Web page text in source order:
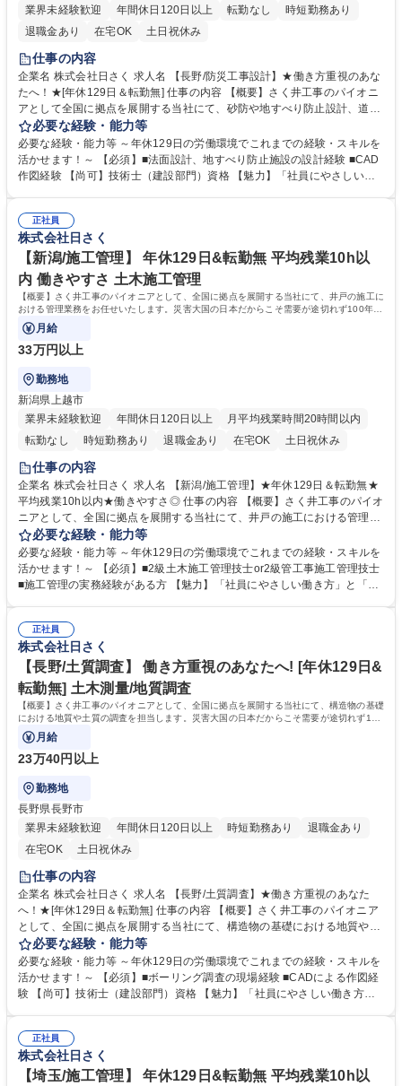
業界未経験歓迎
年間休日120日以上 転勤なし
時短勤務あり
退職金あり
在宅OK 土日祝休み
仕事の内容
企業名 株式会社日さく 求人名 【長野/防災工事設計】★働き方重視のあな
たへ！★[年休129日＆転勤無] 仕事の内容 【概要】さく井工事のパイオニ
アとして全国に拠点を展開する当社にて、砂防や地すべり防止設計、道路
防災に必要な法面設計を担当します。災害大国の日本だからこそ需要が途
切れず100年以上の歴史を築いています。 【詳細】地滑り対策工事やのり
面保護工事、アンカー工事を行う際のCADを使用した設計を担当します。
【やりがい】地震や台風などの災害が多いわが国で需要の絶えない、防災
せします。 募集職種 【長野/防災工事設計】★働き方重視のあなたへ！★
[年休129日＆転勤無]
必要な経験・能力等
必要な経験・能力等 ～年休129日の労働環境でこれまでの経験・スキルを
活かせます！～ 【必須】■法面設計、地すべり防止施設の設計経験 ■CAD
作図経験 【尚可】技術士（建設部門）資格 【魅力】「社員にやさしい働
う人員の増加を行っております。現場出身の社長だからこそ、働き方には
特に注力しております。 ■時代のニーズに対応し実績とノウハウを築きま
した。海外インフラ整備や災害対策など、現在は積極的に海外人材の育成
も行っております。 学歴・資格 学歴：大学院 大学 高専 短大 専修学校 高
校 語学力： 資格：技術士(建設部門、上下水道部門)
正社員
株式会社日さく
【新潟/施工管理】 年休129日&転勤無 平均残業10h以
内 働きやすさ 土木施工管理
【概要】さく井工事のパイオニアとして、全国に拠点を展開する当社にて、井戸の施工に
おける管理業務をお任せいたします。災害大国の日本だからこそ需要が途切れず100年以
上の歴史を築いています。
月給
33万円以上
勤務地
新潟県上越市
業界未経験歓迎
年間休日120日以上
月平均残業時間20時間以内
転勤なし
時短勤務あり 退職金あり 在宅OK 土日祝休み
仕事の内容
企業名 株式会社日さく 求人名 【新潟/施工管理】★年休129日＆転勤無★
平均残業10h以内★働きやすさ◎ 仕事の内容 【概要】さく井工事のパイオ
ニアとして、全国に拠点を展開する当社にて、井戸の施工における管理業
務をお任せいたします。災害大国の日本だからこそ需要が途切れず100年
以上の歴史を築いています。 【詳細】施工における工程・品質・安全の管
理・発注者との打合せ等、井戸の掘削工事・井戸に付随する設備工事の施
工管理業務をお任せします。 【案件例】地震観測井戸/上水道用井戸/非常
将来的には、施工管理部門の責任者として業務をお任せします。 募集職種
【新潟/施工管理】★年休129日＆転勤無★平均残業10h以内★働きやすさ
◎
必要な経験・能力等
必要な経験・能力等 ～年休129日の労働環境でこれまでの経験・スキルを
活かせます！～ 【必須】■2級土木施工管理技士or2級管工事施工管理技士
■施工管理の実務経験がある方 【魅力】「社員にやさしい働き方」と「10
を行っております。現場出身の社長だからこそ、働き方には特に注力して
おります。 ■時代のニーズに対応し実績とノウハウを築きました。海外イ
ンフラ整備や災害対策など、現在は積極的に海外人材の育成も行っており
ます。 学歴・資格 学歴：大学院 大学 高専 短大 専修学校 高校 語学力：
資格：
正社員
株式会社日さく
【長野/土質調査】 働き方重視のあなたへ! [年休129日&
転勤無] 土木測量/地質調査
【概要】さく井工事のパイオニアとして、全国に拠点を展開する当社にて、構造物の基礎
における地質や土質の調査を担当します。災害大国の日本だからこそ需要が途切れず100
年以上の歴史を築いています。
月給
23万40円以上
勤務地
長野県長野市
業界未経験歓迎
年間休日120日以上 時短勤務あり
退職金あり
在宅OK
土日祝休み
仕事の内容
企業名 株式会社日さく 求人名 【長野/土質調査】★働き方重視のあなた
へ！★[年休129日＆転勤無] 仕事の内容 【概要】さく井工事のパイオニア
として、全国に拠点を展開する当社にて、構造物の基礎における地質や土
質の調査を担当します。災害大国の日本だからこそ需要が途切れず100年
以上の歴史を築いています。 【詳細】構造物基礎に関わる調査と解析を行
います。土質・地質の調査、原位置試験の現場監督、調査の報告書の作成
を担います。 ★将来的には、部門の責任者としてマネジメント業務もお任
につながります。一方、実力が結果に強く反映するためスキル向上意欲が
重要です。 募集職種 【長野/土質調査】★働き方重視のあなたへ！★[年休
129日＆転勤無]
必要な経験・能力等
必要な経験・能力等 ～年休129日の労働環境でこれまでの経験・スキルを
活かせます！～ 【必須】■ボーリング調査の現場経験 ■CADによる作図経
験 【尚可】技術士（建設部門）資格 【魅力】「社員にやさしい働き方」
の増加を行っております。現場出身の社長だからこそ、働き方には特に注
力しております。 ■時代のニーズに対応し実績とノウハウを築きました。
海外インフラ整備や災害対策など、現在は積極的に海外人材の育成も行っ
正社員
株式会社日さく
【埼玉/施工管理】 年休129日&転勤無 平均残業10h以